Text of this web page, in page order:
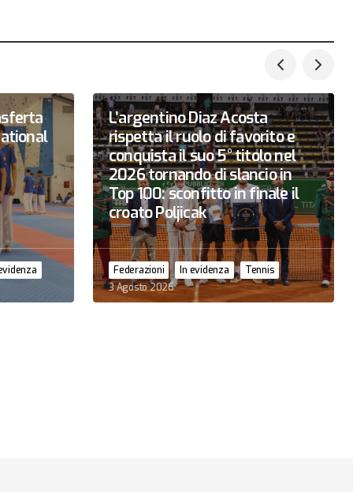
L’argentino Diaz Acosta
rispetta il ruolo di favorito e
conquista il suo 5° titolo nel
2026 tornando di slancio in
Top 100: sconfitto in finale il
croato Poljicak
Federazioni In evidenza
Tennis
3 Agosto 2026